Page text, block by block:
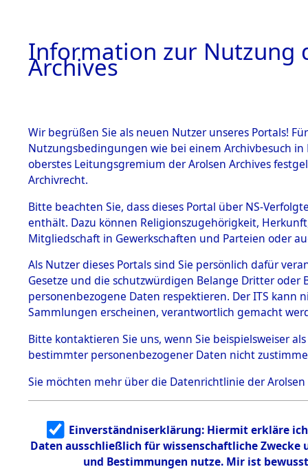
BESTÄNDE
1.
mente
5. Verschiedenes
5.3
Todesmärsche
5.3.1 Alliierte
Erhebungen
zu
Todesmärsch
en
5.3.2
Identifizierun
g
5.3.3
Todesmärsch
auf dem
vorm
Neustadt
0001
Information zur Nutzung
Archives
Wir begrüßen Sie als neuen Nutzer unseres Portals!
Nutzungsbedingungen wie bei einem Archivbesuch
oberstes Leitungsgremium der Arolsen Archives
Archivrecht.
Bitte beachten Sie, dass dieses Portal über NS-
enthält. Dazu können Religionszugehörigkeit,
Mitgliedschaft in Gewerkschaften und Parteien oder
Als Nutzer dieses Portals sind Sie persönlich dafür
Gesetze und die schutzwürdigen Belange Dritter
personenbezogene Daten respektieren. Der ITS
Sammlungen erscheinen, verantwortlich gemacht
Bitte kontaktieren Sie uns, wenn Sie beispielsweiser
bestimmter personenbezogener Daten nicht
Sie möchten mehr über die Datenrichtlinie der Arolsen
Einverständniserklärung: Hiermit erkläre
Daten ausschließlich für wissenschaftliche
und Bestimmungen nutze. Mir ist